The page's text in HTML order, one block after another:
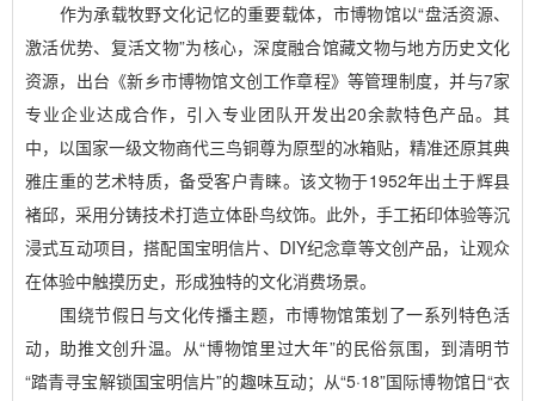
作为承载牧野文化记忆的重要载体，市博物馆以“盘活资源、
激活优势、复活文物”为核心，深度融合馆藏文物与地方历史文化
资源，出台《新乡市博物馆文创工作章程》等管理制度，并与7家
专业企业达成合作，引入专业团队开发出20余款特色产品。其
中，以国家一级文物商代三鸟铜尊为原型的冰箱贴，精准还原其典
雅庄重的艺术特质，备受客户青睐。该文物于1952年出土于辉县
褚邱，采用分铸技术打造立体卧鸟纹饰。此外，手工拓印体验等沉
浸式互动项目，搭配国宝明信片、DIY纪念章等文创产品，让观众
在体验中触摸历史，形成独特的文化消费场景。
围绕节假日与文化传播主题，市博物馆策划了一系列特色活
动，助推文创升温。从“博物馆里过大年”的民俗氛围，到清明节
“踏青寻宝解锁国宝明信片”的趣味互动；从“5·18”国际博物馆日“衣